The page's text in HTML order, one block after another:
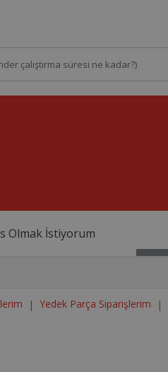
Olmak İstiyorum
Yedek Parça Siparişlerim